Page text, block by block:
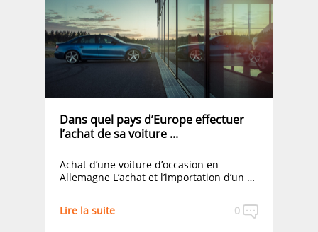
Dans quel pays d’Europe effectuer
l’achat de sa voiture ...
Achat d’une voiture d’occasion en
Allemagne L’achat et l’importation d’un …
0
Lire la suite